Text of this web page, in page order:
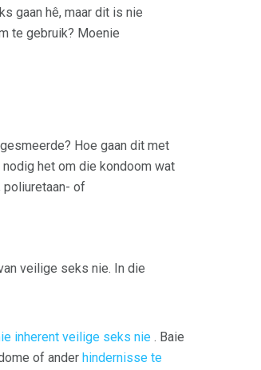
gaan hê, maar dit is nie
te gebruik? Moenie
Hoe gaan dit met
het om die kondoom wat
poliuretaan- of
veilige seks nie. In die
inherent veilige seks nie . Baie
of ander hindernisse te